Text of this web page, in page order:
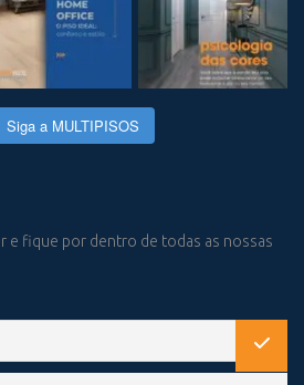
Siga a MULTIPISOS
e fique por dentro de todas as nossas